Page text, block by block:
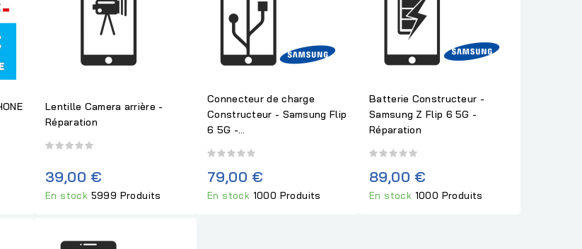
Lentille Camera arrière -
Réparation
39,00 €
En stock 5999 Produits
Connecteur de charge
Constructeur - Samsung Flip
6 5G -...
79,00 €
En stock 1000 Produits
Batterie Constructeur -
Samsung Z Flip 6 5G -
Réparation
89,00 €
En stock 1000 Produits